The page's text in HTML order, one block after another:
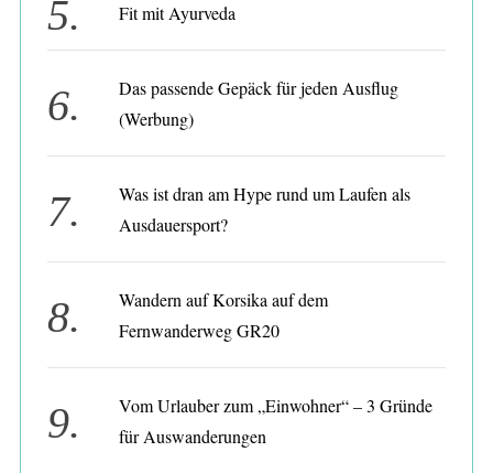
Fit mit Ayurveda
Das passende Gepäck für jeden Ausflug
(Werbung)
Was ist dran am Hype rund um Laufen als
Ausdauersport?
Wandern auf Korsika auf dem
Fernwanderweg GR20
Vom Urlauber zum „Einwohner“ – 3 Gründe
für Auswanderungen